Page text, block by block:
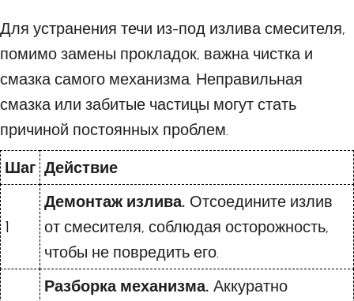
Для устранения течи из-под излива смесителя,
помимо замены прокладок, важна чистка и
смазка самого механизма. Неправильная
смазка или забитые частицы могут стать
причиной постоянных проблем.
Шаг Действие
1
Демонтаж излива. Отсоедините излив
от смесителя, соблюдая осторожность,
чтобы не повредить его.
Разборка механизма. Аккуратно